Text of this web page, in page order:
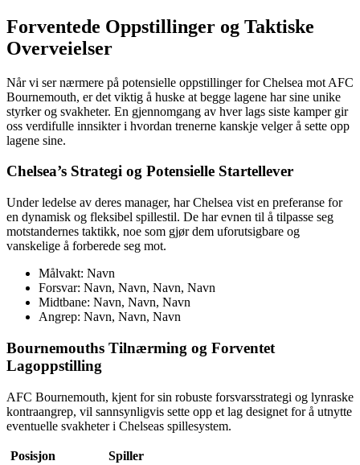
Forventede Oppstillinger og Taktiske
Overveielser
Når vi ser nærmere på potensielle oppstillinger for Chelsea mot AFC
Bournemouth, er det viktig å huske at begge lagene har sine unike
styrker og svakheter. En gjennomgang av hver lags siste kamper gir
oss verdifulle innsikter i hvordan trenerne kanskje velger å sette opp
lagene sine.
Chelsea’s Strategi og Potensielle Startellever
Under ledelse av deres manager, har Chelsea vist en preferanse for
en dynamisk og fleksibel spillestil. De har evnen til å tilpasse seg
motstandernes taktikk, noe som gjør dem uforutsigbare og
vanskelige å forberede seg mot.
Målvakt: Navn
Forsvar: Navn, Navn, Navn, Navn
Midtbane: Navn, Navn, Navn
Angrep: Navn, Navn, Navn
Bournemouths Tilnærming og Forventet
Lagoppstilling
AFC Bournemouth, kjent for sin robuste forsvarsstrategi og lynraske
kontraangrep, vil sannsynligvis sette opp et lag designet for å utnytte
eventuelle svakheter i Chelseas spillesystem.
Posisjon
Spiller